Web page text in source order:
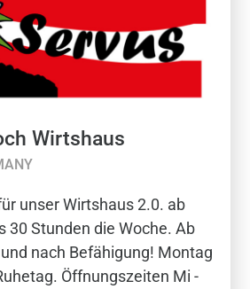
Wirtshaus
unser Wirtshaus 2.0. ab
30 Stunden die Woche. Ab
nach Befähigung! Montag
Öffnungszeiten Mi -